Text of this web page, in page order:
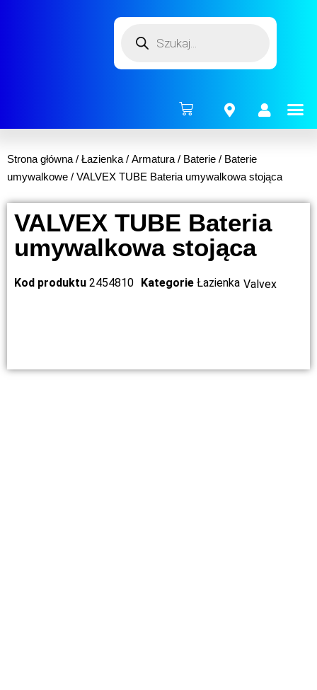
Strona główna / Łazienka / Armatura / Baterie / Baterie
umywalkowe / VALVEX TUBE Bateria umywalkowa stojąca
VALVEX TUBE Bateria
umywalkowa stojąca
Kod produktu 2454810 Kategorie Łazienka Valvex